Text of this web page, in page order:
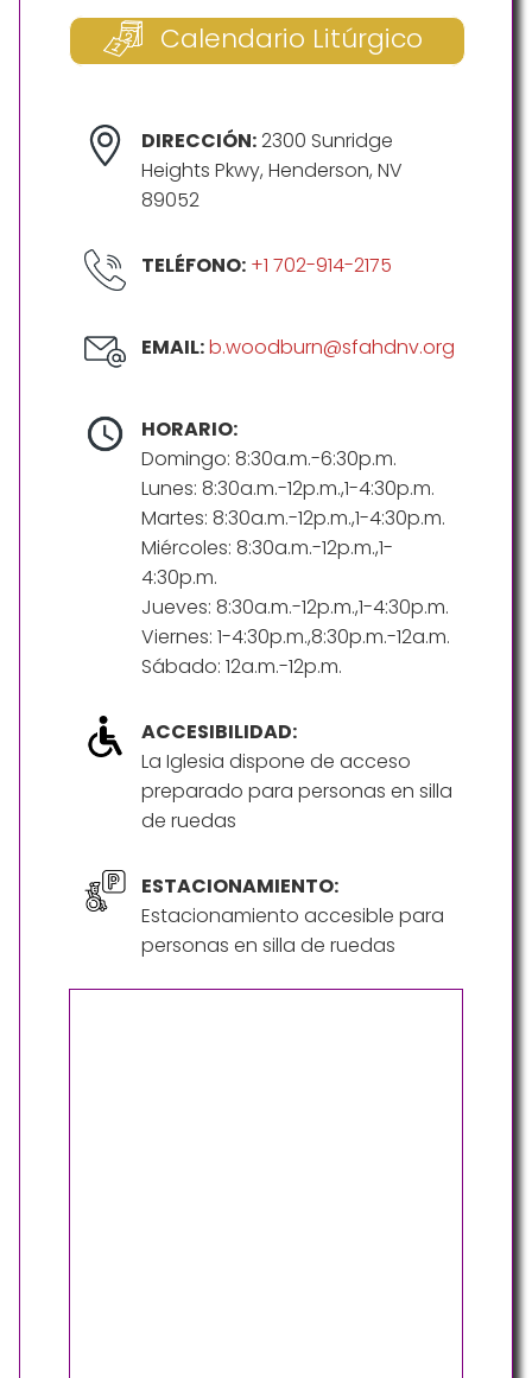
Calendario Litúrgico
DIRECCIÓN:2300 Sunridge
Heights Pkwy, Henderson, NV
89052
TELÉFONO: +1 702-914-2175
EMAIL:b.woodburn@sfahdnv.org
HORARIO:
Domingo: 8:30a.m.-6:30p.m.
Lunes: 8:30a.m.-12p.m.,1-4:30p.m.
Martes: 8:30a.m.-12p.m.,1-4:30p.m.
Miércoles: 8:30a.m.-12p.m.,1-
4:30p.m.
Jueves: 8:30a.m.-12p.m.,1-4:30p.m.
Viernes: 1-4:30p.m.,8:30p.m.-12a.m.
Sábado: 12a.m.-12p.m.
ACCESIBILIDAD:
La Iglesia dispone de acceso
preparado para personas en silla
de ruedas
ESTACIONAMIENTO:
Estacionamiento accesible para
personas en silla de ruedas